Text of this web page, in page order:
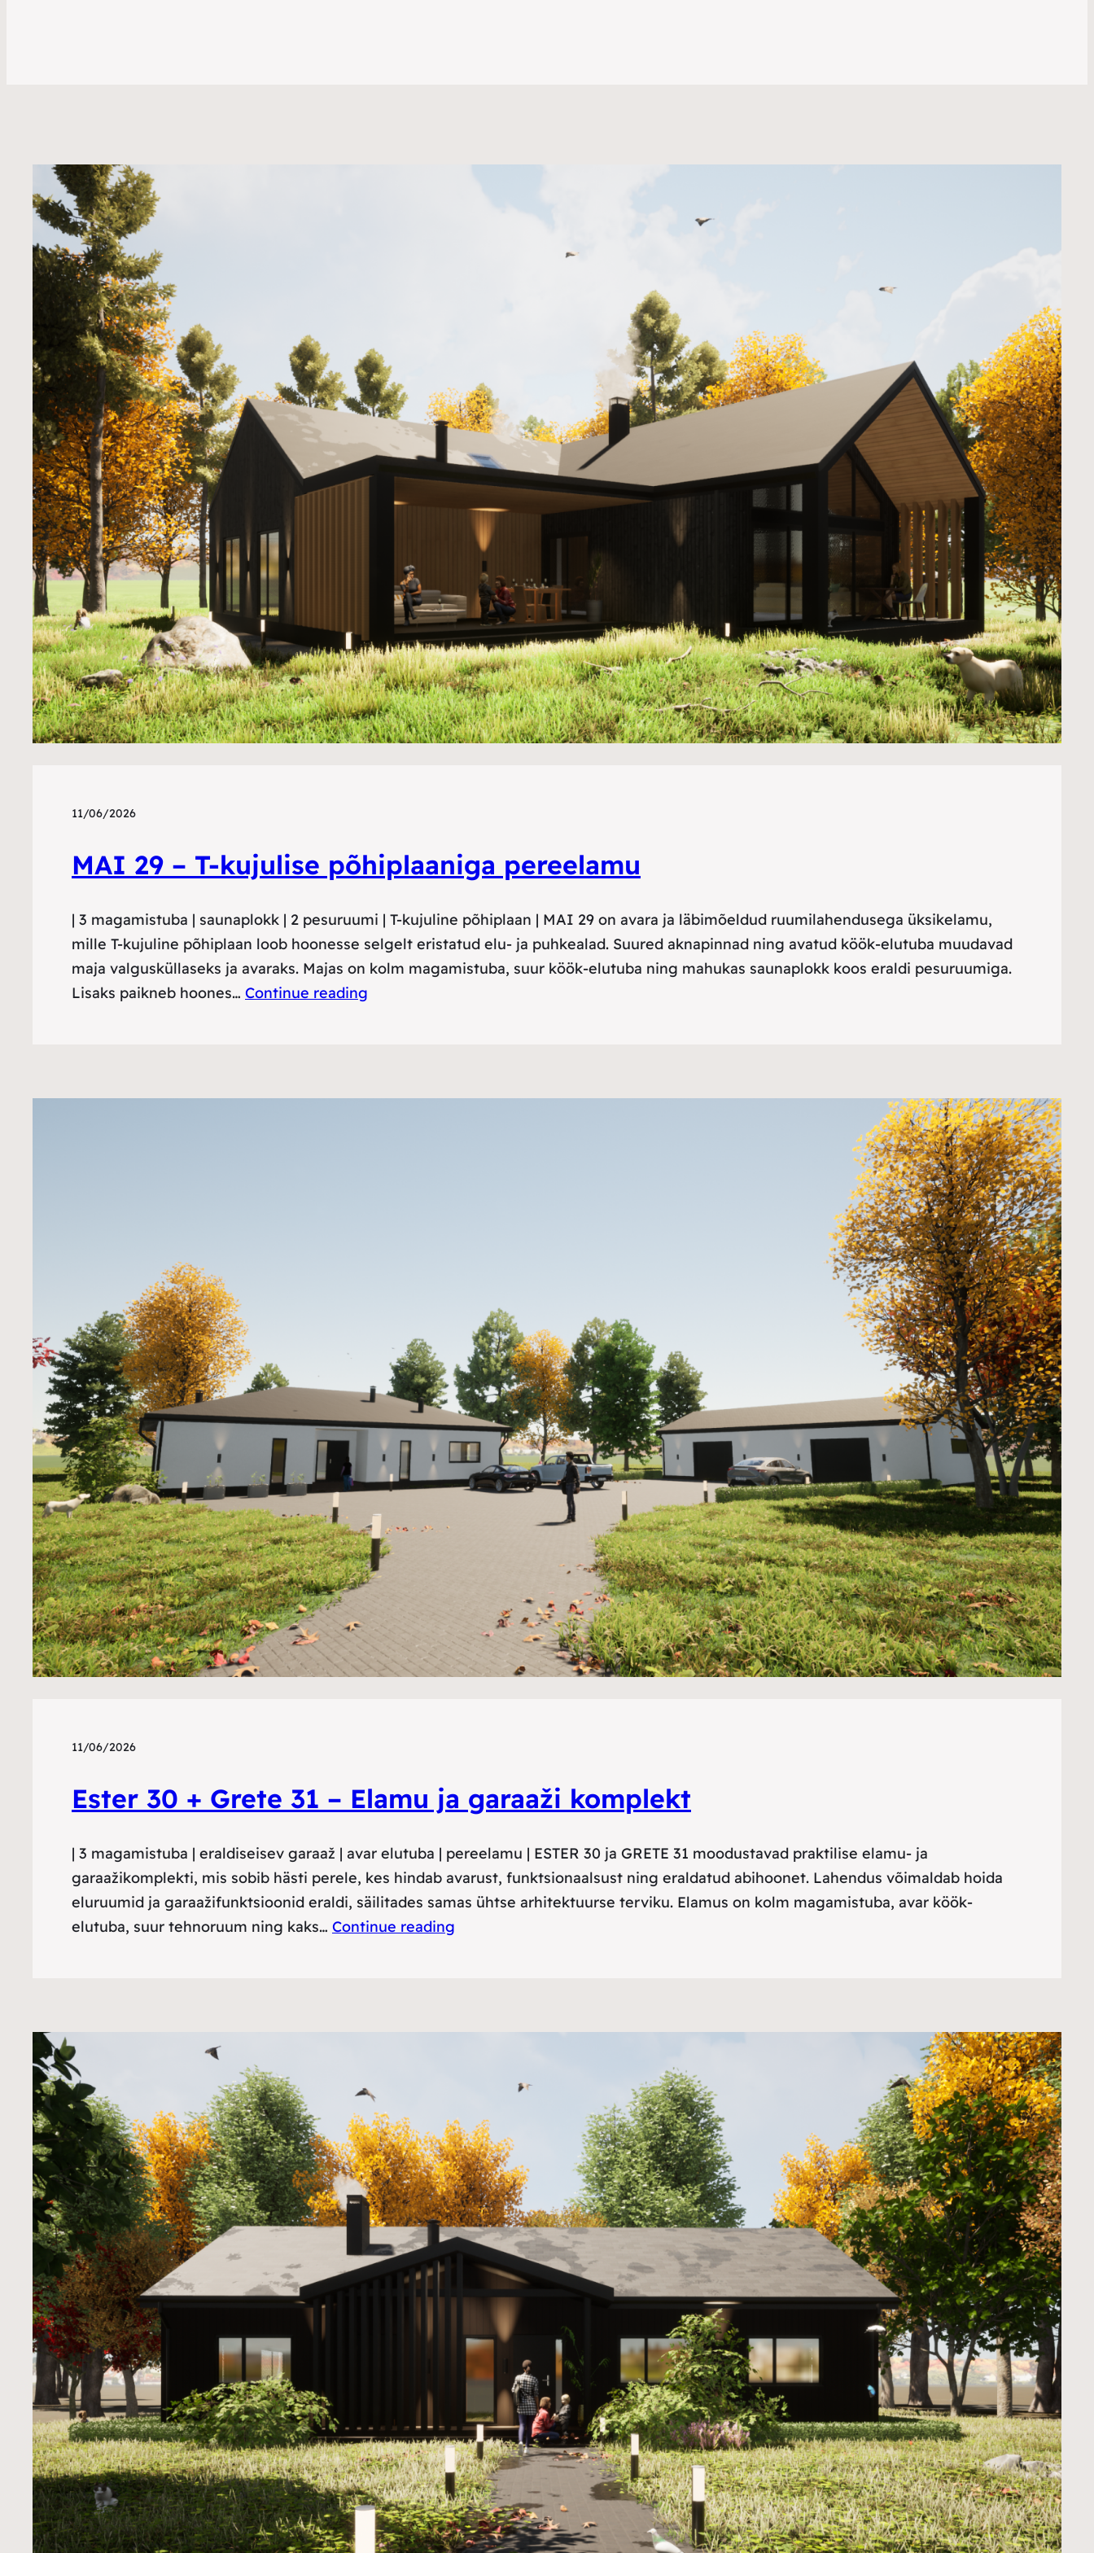
11/06/2026
MAI 29 – T-kujulise põhiplaaniga pereelamu
| 3 magamistuba | saunaplokk | 2 pesuruumi | T-kujuline põhiplaan | MAI 29 on avara ja läbimõeldud ruumilahendusega üksikelamu,
mille T-kujuline põhiplaan loob hoonesse selgelt eristatud elu- ja puhkealad. Suured aknapinnad ning avatud köök-elutuba muudavad
maja valgusküllaseks ja avaraks. Majas on kolm magamistuba, suur köök-elutuba ning mahukas saunaplokk koos eraldi pesuruumiga.
Lisaks paikneb hoones… Continue reading
11/06/2026
Ester 30 + Grete 31 – Elamu ja garaaži komplekt
| 3 magamistuba | eraldiseisev garaaž | avar elutuba | pereelamu | ESTER 30 ja GRETE 31 moodustavad praktilise elamu- ja
garaažikomplekti, mis sobib hästi perele, kes hindab avarust, funktsionaalsust ning eraldatud abihoonet. Lahendus võimaldab hoida
eluruumid ja garaažifunktsioonid eraldi, säilitades samas ühtse arhitektuurse terviku. Elamus on kolm magamistuba, avar köök-
elutuba, suur tehnoruum ning kaks… Continue reading